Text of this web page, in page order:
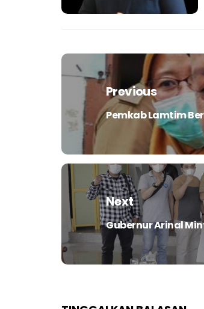
Navigasi
pos
Previous
Previous
Pemkab Lamtim
Next
Next
post:
Gubernur Arinal